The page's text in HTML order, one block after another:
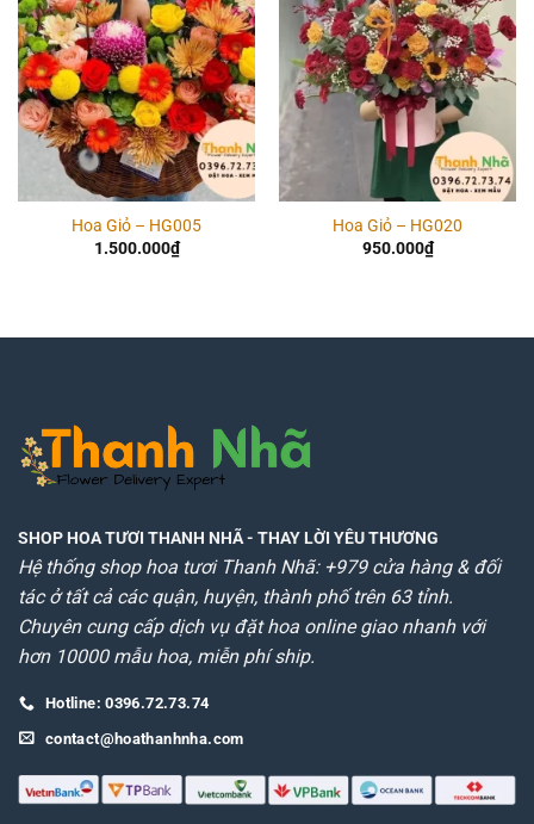
Hoa Giỏ – HG005
1.500.000₫
Hoa Giỏ – HG020
950.000₫
SHOP HOA TƯƠI THANH NHÃ- THAY LỜI YÊU THƯƠNG
Hệ thống shop hoa tươi Thanh Nhã: +979 cửa hàng & đối
tác ở tất cả các quận, huyện, thành phố trên 63 tỉnh.
Chuyên cung cấp dịch vụ đặt hoa online giao nhanh với
hơn 10000 mẫu hoa, miễn phí ship.
Hotline: 0396.72.73.74
contact@hoathanhnha.com